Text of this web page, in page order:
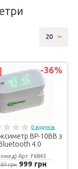
-36%
0 відгуків
ВР-10ВB з
4.0
Арт: F6845
грн 999 грн